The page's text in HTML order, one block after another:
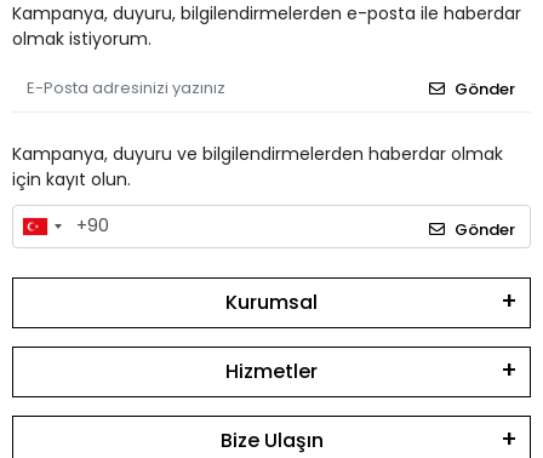
Kampanya, duyuru, bilgilendirmelerden e-posta ile haberdar
olmak istiyorum.
Gönder
Kampanya, duyuru ve bilgilendirmelerden haberdar olmak
için kayıt olun.
Gönder
Kurumsal
Hizmetler
Bize Ulaşın